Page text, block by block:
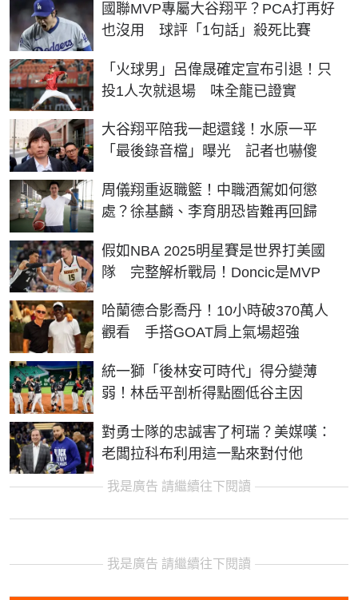
國聯MVP專屬大谷翔平？PCA打再好
也沒用 球評「1句話」殺死比賽
「火球男」呂偉晟確定宣布引退！只
投1人次就退場 味全龍已證實
大谷翔平陪我一起還錢！水原一平
「最後錄音檔」曝光 記者也嚇傻
周儀翔重返職籃！中職酒駕如何懲
處？徐基麟、李育朋恐皆難再回歸
假如NBA 2025明星賽是世界打美國
隊 完整解析戰局！Doncic是MVP
哈蘭德合影喬丹！10小時破370萬人
觀看 手搭GOAT肩上氣場超強
統一獅「後林安可時代」得分變薄
弱！林岳平剖析得點圈低谷主因
對勇士隊的忠誠害了柯瑞？美媒嘆：
老闆拉科布利用這一點來對付他
我是廣告 請繼續往下閱讀
我是廣告 請繼續往下閱讀